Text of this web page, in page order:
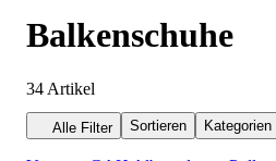
Balkenschuhe
34 Artikel
Alle Filter Sortieren Kategorien